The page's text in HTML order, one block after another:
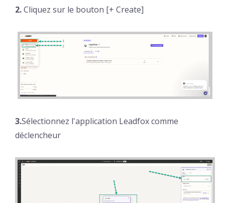
2.Cliquez sur le bouton [+ Create]
3.Sélectionnez l'application Leadfox comme
déclencheur